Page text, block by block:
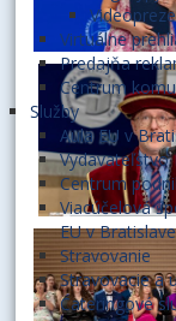
Virtuálne
Predajňa
Centrum
Služby
Aula EU v
Vydavateľstvo
Centrum
Viacúčelová
EU v Bratislave
Stravovanie
Stravovacie a
Cateringové